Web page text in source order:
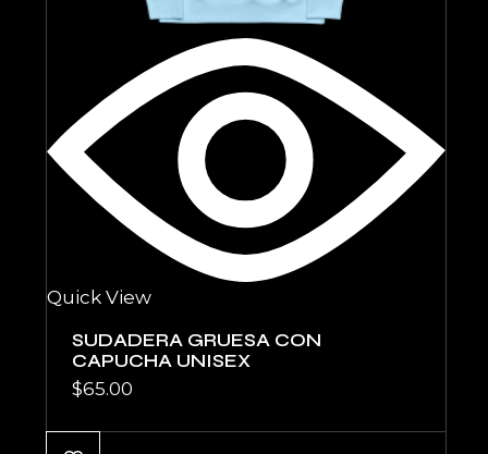
Quick View
SUDADERA GRUESA CON
CAPUCHA UNISEX
$65.00